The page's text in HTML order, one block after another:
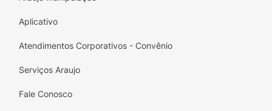
Aplicativo
Atendimentos Corporativos - Convênio
Serviços Araujo
Fale Conosco